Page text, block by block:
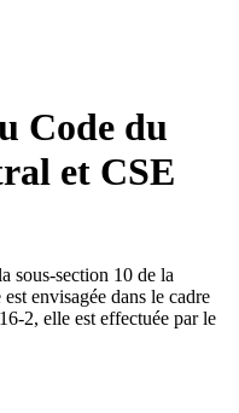
Code du
et CSE
sous-section 10 de la
envisagée dans le cadre
2, elle est effectuée par le